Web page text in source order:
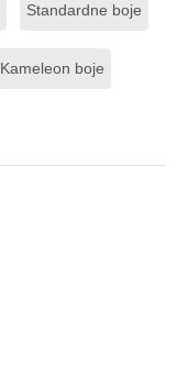
Standardne boje
Kameleon boje